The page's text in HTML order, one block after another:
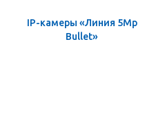
IP-камеры «Линия 5Mp
Bullet»